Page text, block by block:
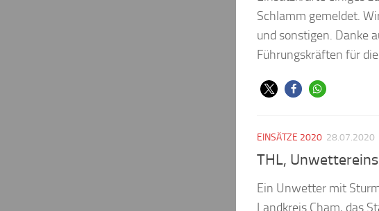
Schlamm gemeldet.
und sonstigen. Danke
Führungskräften für
EINSÄTZE 2020 28.07.2020
THL,
Ein Unwetter mit
Landkreis Cham, das